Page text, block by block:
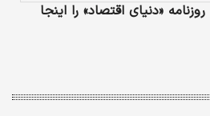
«دنیای‌ اقتصاد» را اینجا